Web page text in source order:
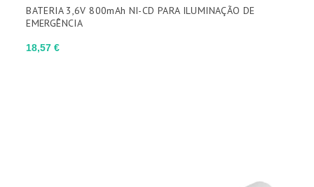
Preço
18,57 €
BATERIA 3,6V 800mAh NI-CD PARA ILUMINAÇÃO DE
EMERGÊNCIA